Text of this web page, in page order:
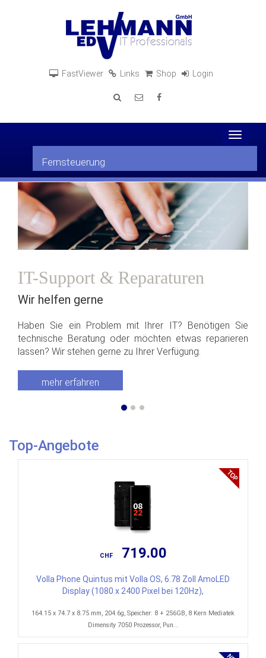
FastViewer Links Shop Login
Toggle
Fernsteuerung
IT-Support & Reparaturen
Wir helfen gerne
Haben Sie ein Problem mit Ihrer IT? Benötigen Sie
technische Beratung oder möchten etwas reparieren
lassen? Wir stehen gerne zu Ihrer Verfügung.
mehr erfahren
Top-Angebote
CHF 719.00
Volla Phone Quintus mit Volla OS, 6.78 Zoll AmoLED
Display (1080 x 2400 Pixel bei 120Hz),
164.15 x 74.7 x 8.75 mm, 204.6g, Speicher: 8 + 256GB, 8 Kern Mediatek
Dimensity 7050 Prozessor, Pun...